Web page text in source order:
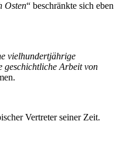
Osten“ beschränkte sich eben
vielhundertjährige
geschichtliche Arbeit von
Vertreter seiner Zeit.